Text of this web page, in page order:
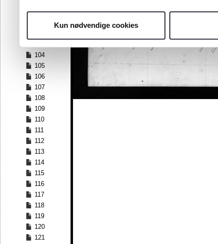
Kun nødvendige cookies
100
104
105
106
107
108
109
110
111
112
113
114
115
116
117
118
119
120
121